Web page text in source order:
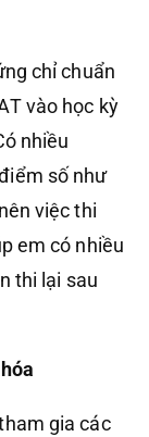
chỉ chuẩn
vào học kỳ
nhiều
số như
việc thi
em có nhiều
thi lại sau
gia các